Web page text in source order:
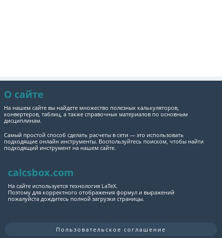
О сайте
На нашем сайте вы найдете множество полезных калькуляторов,
конвертеров, таблиц, а также справочных материалов по основным
дисциплинам.
Самый простой способ сделать расчеты в сети — это использовать
подходящие онлайн инструменты. Воспользуйтесь поиском, чтобы найти
подходящий инструмент на нашем сайте.
calcsbox.com
На сайте используется технология LaTeX.
Поэтому для корректного отображения формул и выражений
пожалуйста дождитесь полной загрузки страницы.
Пользовательское соглашение